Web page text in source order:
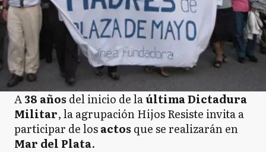
A38 años del inicio de laúltima Dictadura
Militar, la agrupación Hijos Resiste invita a
participar de losactos que se realizarán en
Mar del Plata.